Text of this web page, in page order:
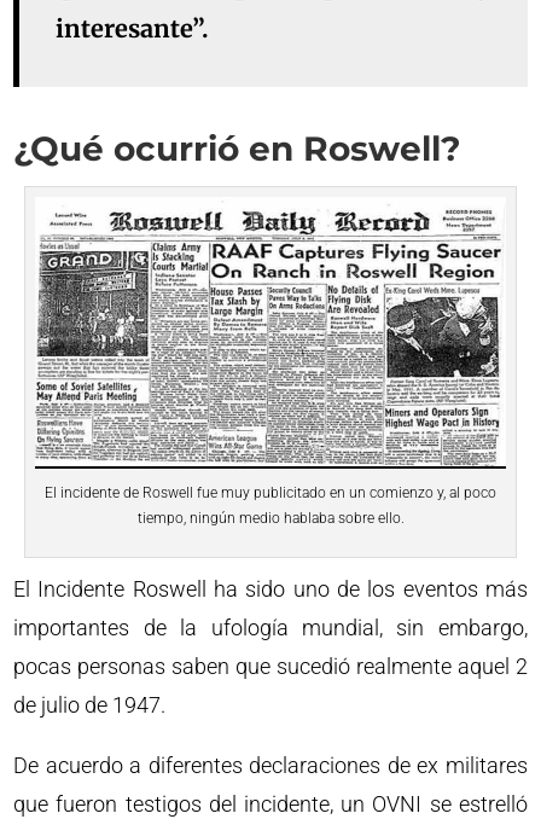
interesante”.
¿Qué ocurrió en Roswell?
El incidente de Roswell fue muy publicitado en un comienzo y, al poco
tiempo, ningún medio hablaba sobre ello.
El Incidente Roswell ha sido uno de los eventos más
importantes de la ufología mundial, sin embargo,
pocas personas saben que sucedió realmente aquel 2
de julio de 1947.
De acuerdo a diferentes declaraciones de ex militares
que fueron testigos del incidente, un OVNI se estrelló